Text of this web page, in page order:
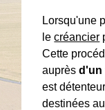
Lorsqu'une
lecréancier
Cette
auprèsd'un
est
destinées